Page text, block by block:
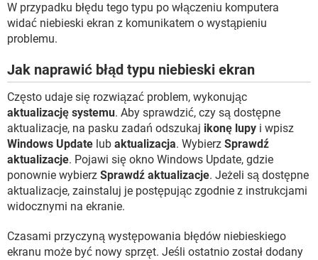
W przypadku błędu tego typu po włączeniu komputera
widać niebieski ekran z komunikatem o wystąpieniu
problemu.
Jak naprawić błąd typu niebieski ekran
Często udaje się rozwiązać problem, wykonując
aktualizację systemu. Aby sprawdzić, czy są dostępne
aktualizacje, na pasku zadań odszukaj ikonę lupy i wpisz
Windows Update lub aktualizacja. Wybierz Sprawdź
aktualizacje. Pojawi się okno Windows Update, gdzie
ponownie wybierz Sprawdź aktualizacje. Jeżeli są dostępne
aktualizacje, zainstaluj je postępując zgodnie z instrukcjami
widocznymi na ekranie.
Czasami przyczyną występowania błędów niebieskiego
ekranu może być nowy sprzęt. Jeśli ostatnio został dodany